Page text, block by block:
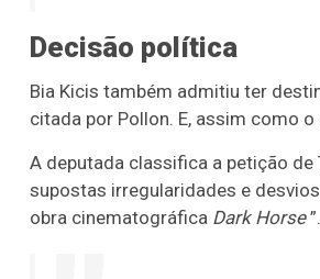
Decisão política
Bia Kicis também admitiu ter
citada por Pollon. E, assim como
A deputada classifica a petição de
supostas irregularidades e
obra cinematográfica Dark Horse”.